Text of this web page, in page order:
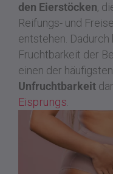
den Eierstöcken,
Reifungs- und
entstehen.
Fruchtbarkeit der
einen der
Unfruchtbarkeit
Eisprungs.